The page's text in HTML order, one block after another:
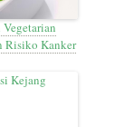
Risiko Kanker